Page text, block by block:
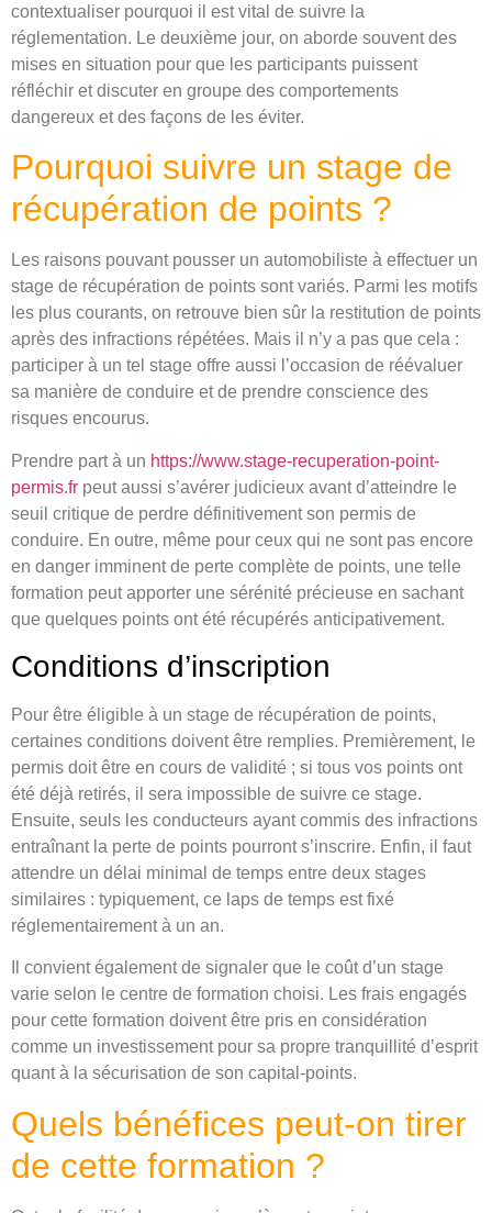
contextualiser pourquoi il est vital de suivre la
réglementation. Le deuxième jour, on aborde souvent des
mises en situation pour que les participants puissent
réfléchir et discuter en groupe des comportements
dangereux et des façons de les éviter.
Pourquoi suivre un stage de
récupération de points ?
Les raisons pouvant pousser un automobiliste à effectuer un
stage de récupération de points sont variés. Parmi les motifs
les plus courants, on retrouve bien sûr la restitution de points
après des infractions répétées. Mais il n’y a pas que cela :
participer à un tel stage offre aussi l’occasion de réévaluer
sa manière de conduire et de prendre conscience des
risques encourus.
Prendre part à un https://www.stage-recuperation-point-
permis.fr peut aussi s’avérer judicieux avant d’atteindre le
seuil critique de perdre définitivement son permis de
conduire. En outre, même pour ceux qui ne sont pas encore
en danger imminent de perte complète de points, une telle
formation peut apporter une sérénité précieuse en sachant
que quelques points ont été récupérés anticipativement.
Conditions d’inscription
Pour être éligible à un stage de récupération de points,
certaines conditions doivent être remplies. Premièrement, le
permis doit être en cours de validité ; si tous vos points ont
été déjà retirés, il sera impossible de suivre ce stage.
Ensuite, seuls les conducteurs ayant commis des infractions
entraînant la perte de points pourront s’inscrire. Enfin, il faut
attendre un délai minimal de temps entre deux stages
similaires : typiquement, ce laps de temps est fixé
réglementairement à un an.
Il convient également de signaler que le coût d’un stage
varie selon le centre de formation choisi. Les frais engagés
pour cette formation doivent être pris en considération
comme un investissement pour sa propre tranquillité d’esprit
quant à la sécurisation de son capital-points.
Quels bénéfices peut-on tirer
de cette formation ?